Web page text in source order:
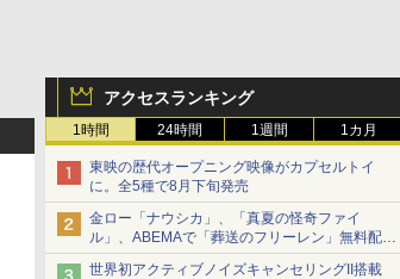
アクセスランキング
1時間 24時間 1週間 1カ月
東映の歴代オープニング映像がカプセルトイ
に。全5種で8月下旬発売
金ロー「ナウシカ」、「真夏の怪奇ファイ
ル」、ABEMAで「葬送のフリーレン」無料配信
など。夏の特番・配信情報
世界初アクティブノイズキャンセリングII搭載